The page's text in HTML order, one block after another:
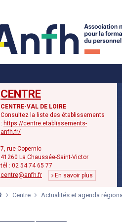
CENTRE
CENTRE-VAL DE LOIRE
Consultez la liste des établissements
: https://centre.etablissements-
anfh.fr/
7, rue Copernic
41260 La Chaussée-Saint-Victor
tél : 02 54 74 65 77
centre@anfh.fr
En savoir plus
Centre Actualités et agenda régional